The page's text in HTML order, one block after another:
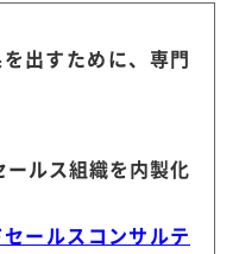
出すために、専門
ルス組織を内製化
ールスコンサルテ